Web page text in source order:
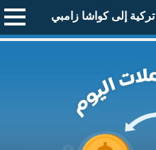
إلى كواشا زامبي